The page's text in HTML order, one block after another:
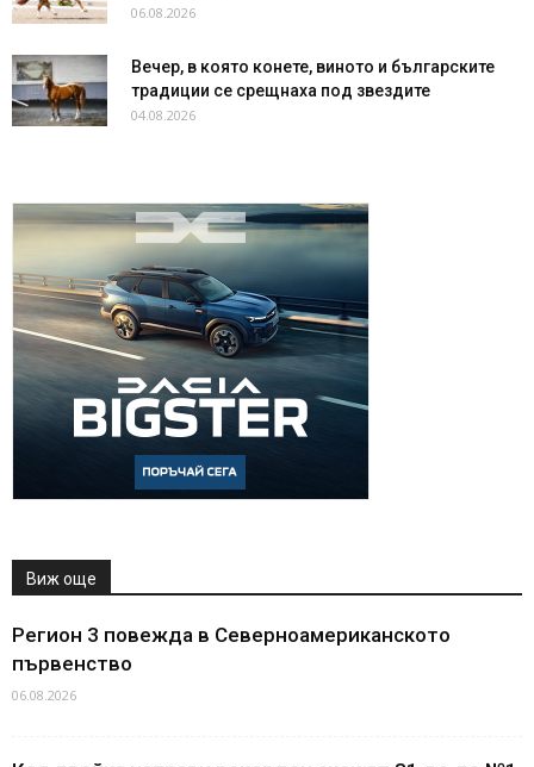
06.08.2026
Вечер, в която конете, виното и българските
традиции се срещнаха под звездите
04.08.2026
Виж още
Регион 3 повежда в Северноамериканското
първенство
06.08.2026